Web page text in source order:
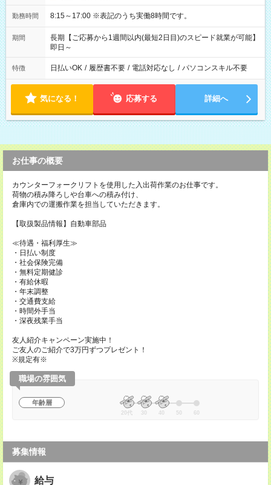
勤務時間 8:15～17:00 ※表記のうち実働8時間です。
期間
長期【ご応募から1週間以内(最短2日目)のスピード就業が可能】
即日～
特徴 日払いOK / 履歴書不要 / 電話対応なし / パソコンスキル不要
気になる！ 応募する 詳細へ
お仕事の概要
カウンターフォークリフトを使用した入出荷作業のお仕事です。
荷物の積み降ろしや台車への積み付け、
倉庫内での運搬作業を担当していただきます。
【取扱製品情報】自動車部品
≪待遇・福利厚生≫
・日払い制度
・社会保険完備
・無料定期健診
・有給休暇
・年末調整
・交通費支給
・時間外手当
・深夜残業手当
友人紹介キャンペーン実施中！
ご友人のご紹介で3万円ずつプレゼント！
※規定有※
職場の雰囲気
年齢層
20代 30 40 50 60
募集情報
給与